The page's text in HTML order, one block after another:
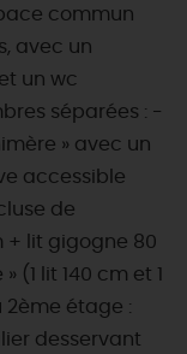
commun
avec un
un wc
séparées : -
» avec un
accessible
de
+ lit gigogne 80
(1 lit 140 cm et 1
2ème étage :
desservant